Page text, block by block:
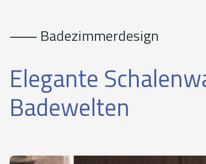
⸺ Badezimmerdesign
Elegante
Badewelten